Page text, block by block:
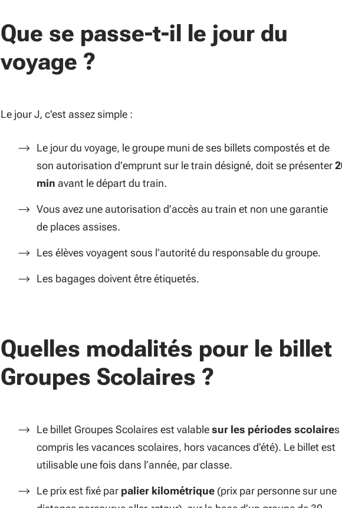
Que se passe-t-il le jour du
voyage ?
Le jour J, c'est assez simple :
Le jour du voyage, le groupe muni de ses billets compostés et de
son autorisation d’emprunt sur le train désigné, doit se présenter
min avant le départ du train.
Vous avez une autorisation d’accès au train et non une garantie
de places assises.
Les élèves voyagent sous l’autorité du responsable du groupe.
Les bagages doivent être étiquetés.
Quelles modalités pour le billet
Groupes Scolaires ?
Le billet Groupes Scolaires est valablesur les périodes scolaires
compris les vacances scolaires, hors vacances d'été). Le billet est
utilisable une fois dans l’année, par classe.
Le prix est fixé par palier kilométrique (prix par personne sur une